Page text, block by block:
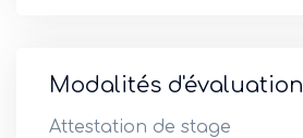
Modalités d'évaluation
Attestation de stage